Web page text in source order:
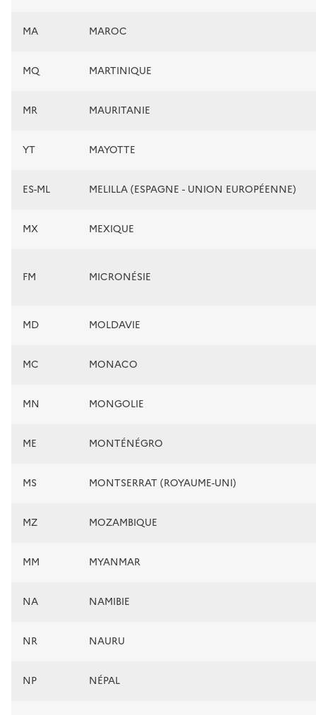
MA MAROC
MQ MARTINIQUE
MR MAURITANIE
YT MAYOTTE
ES-ML MELILLA (ESPAGNE - UNION EUROPÉENNE)
MX MEXIQUE
FM MICRONÉSIE
MD MOLDAVIE
MC MONACO
MN MONGOLIE
ME MONTÉNÉGRO
MS MONTSERRAT (ROYAUME-UNI)
MZ MOZAMBIQUE
MM MYANMAR
NA NAMIBIE
NR NAURU
NP NÉPAL